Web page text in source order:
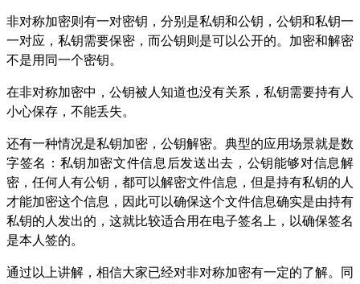
非对称加密则有一对密钥，分别是私钥和公钥，公钥和私钥一
一对应，私钥需要保密，而公钥则是可以公开的。加密和解密
不是用同一个密钥。
在非对称加密中，公钥被人知道也没有关系，私钥需要持有人
小心保存，不能丢失。
还有一种情况是私钥加密，公钥解密。典型的应用场景就是数
字签名：私钥加密文件信息后发送出去，公钥能够对信息解
密，任何人有公钥，都可以解密文件信息，但是持有私钥的人
才能加密这个信息，因此可以确保这个文件信息确实是由持有
私钥的人发出的，这就比较适合用在电子签名上，以确保签名
是本人签的。
通过以上讲解，相信大家已经对非对称加密有一定的了解。同